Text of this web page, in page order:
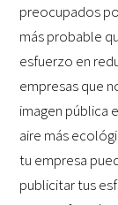
preocupados
más probable
esfuerzo en
empresas que
imagen pública
aire más
tu empresa
publicitar tus